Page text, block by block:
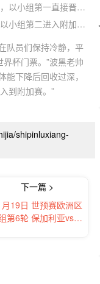
奥地利：6战5胜1平积19分，进20球失2球，以小组第一直接晋级世界杯；
波黑：6战5胜1平积17分，进18球失5球，以小组第二进入附加赛。
队员们保持冷静，平
杯门票。”波黑老帅
能下降后回收过深，
到附加赛。”
shipinluxiang-
下一篇 >
月19日 世预赛欧洲区
第6轮 保加利亚vs格